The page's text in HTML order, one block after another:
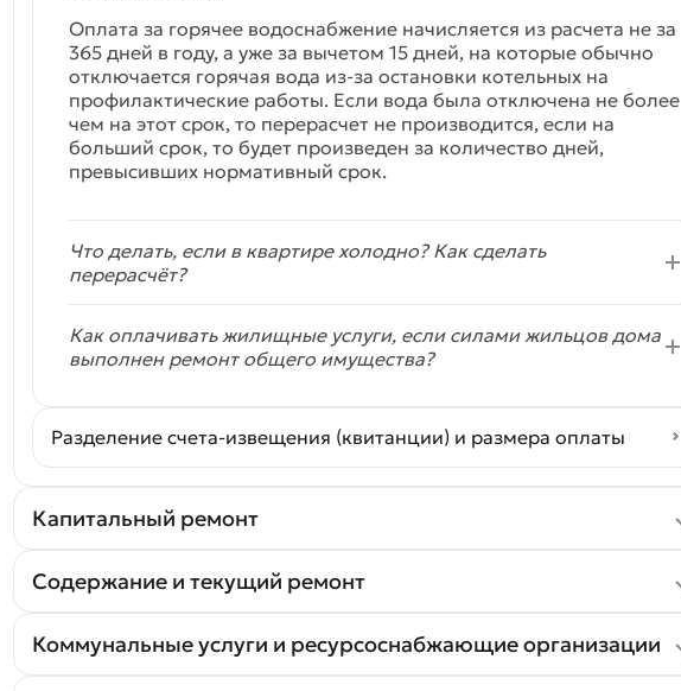
Оплата за горячее водоснабжение начисляется из расчета не за
365 дней в году, а уже за вычетом 15 дней, на которые обычно
отключается горячая вода из-за остановки котельных на
профилактические работы. Если вода была отключена не более
чем на этот срок, то перерасчет не производится, если на
больший срок, то будет произведен за количество дней,
превысивших нормативный срок.
Что делать, если в квартире холодно? Как сделать
перерасчёт?
Как оплачивать жилищные услуги, если силами жильцов дома
выполнен ремонт общего имущества?
Разделение счета-извещения (квитанции) и размера оплаты
Капитальный ремонт
Содержание и текущий ремонт
Коммунальные услуги и ресурсоснабжающие организации